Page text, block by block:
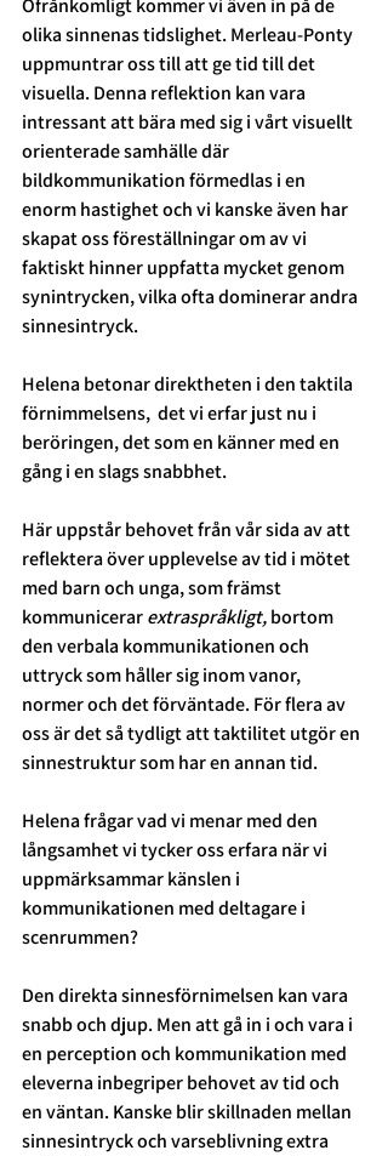
Ofrånkomligt kommer vi även in på de
olika sinnenas tidslighet. Merleau-Ponty
uppmuntrar oss till att ge tid till det
visuella. Denna reflektion kan vara
intressant att bära med sig i vårt visuellt
orienterade samhälle där
bildkommunikation förmedlas i en
enorm hastighet och vi kanske även har
skapat oss föreställningar om av vi
faktiskt hinner uppfatta mycket genom
synintrycken, vilka ofta dominerar andra
sinnesintryck.
Helena betonar direktheten i den taktila
förnimmelsens,  det vi erfar just nu i
beröringen, det som en känner med en
gång i en slags snabbhet.
Här uppstår behovet från vår sida av att
reflektera över upplevelse av tid i mötet
med barn och unga, som främst
kommunicerar extraspråkligt, bortom
den verbala kommunikationen och
uttryck som håller sig inom vanor,
normer och det förväntade. För flera av
oss är det så tydligt att taktilitet utgör en
sinnestruktur som har en annan tid.
Helena frågar vad vi menar med den
långsamhet vi tycker oss erfara när vi
uppmärksammar känslen i
kommunikationen med deltagare i
scenrummen?
Den direkta sinnesförnimelsen kan vara
snabb och djup. Men att gå in i och vara i
en perception och kommunikation med
eleverna inbegriper behovet av tid och
en väntan. Kanske blir skillnaden mellan
sinnesintryck och varseblivning extra